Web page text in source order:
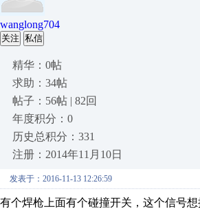
wanglong704
关注 私信
精华：0帖
求助：34帖
帖子：56帖 | 82回
年度积分：0
历史总积分：331
注册：2014年11月10日
发表于：2016-11-13 12:26:59
有个焊枪上面有个碰撞开关，这个信号